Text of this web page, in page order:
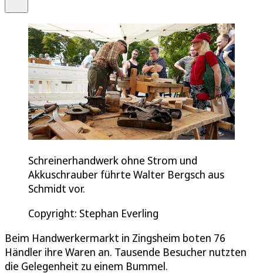
Schreinerhandwerk ohne Strom und
Akkuschrauber führte Walter Bergsch aus
Schmidt vor.
Copyright: Stephan Everling
Beim Handwerkermarkt in Zingsheim boten 76
Händler ihre Waren an. Tausende Besucher nutzten
die Gelegenheit zu einem Bummel.